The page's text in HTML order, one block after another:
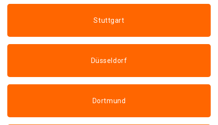
Stuttgart
Düsseldorf
Dortmund